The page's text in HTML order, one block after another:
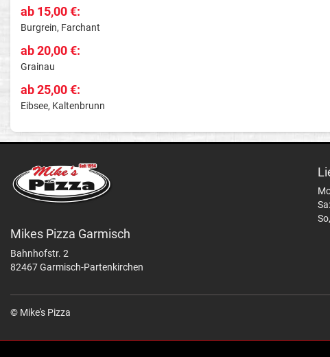
ab 15,00 €:
Burgrein, Farchant
ab 20,00 €:
Grainau
ab 25,00 €:
Eibsee, Kaltenbrunn
Mikes Pizza Garmisch
Bahnhofstr. 2
82467 Garmisch-Partenkirchen
© Mike's Pizza